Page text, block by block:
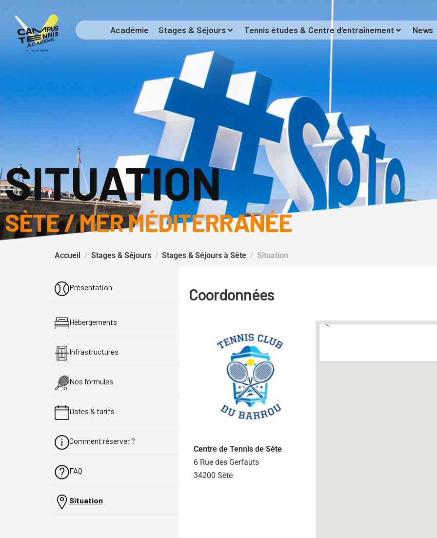
Académie Stages & Séjours Tennis études & Centre d’entraînement News
SITUATION
SÈTE / MER MÉDITERRANÉE
Accueil Stages & Séjours Stages & Séjours à Sète Situation
Présentation
Hébergements
Infrastructures
Nos formules
Dates & tarifs
Comment réserver ?
FAQ
Situation
Coordonnées
Centre de Tennis de Sète
6 Rue des Gerfauts
34200 Sète